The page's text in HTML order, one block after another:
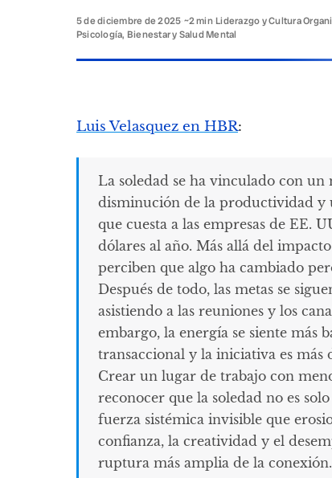
5 de diciembre de 2025 ~2 min· Liderazgo y Cultura
Psicología, Bienestar y Salud Mental
Luis Velasquez en HBR:
La soledad se ha vinculado con
disminución de la productividad
que cuesta a las empresas de EE.
dólares al año. Más allá del
perciben que algo ha cambiado
Después de todo, las metas se
asistiendo a las reuniones y los
embargo, la energía se siente más
transaccional y la iniciativa es más
Crear un lugar de trabajo con
reconocer que la soledad no es
fuerza sistémica invisible que
confianza, la creatividad y el
ruptura más amplia de la conexión.